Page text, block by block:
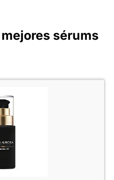
sérums